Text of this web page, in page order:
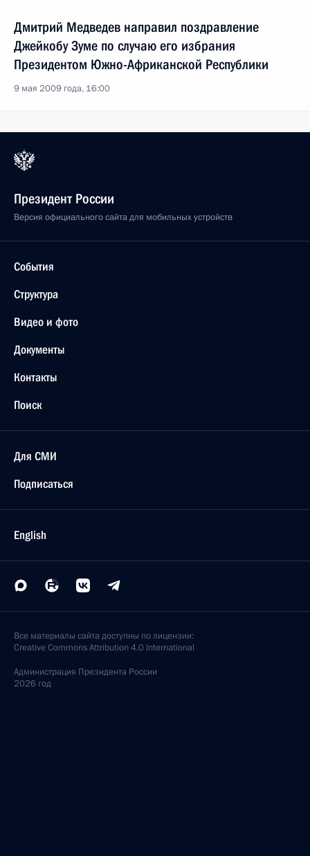
Дмитрий Медведев направил поздравление
Джейкобу Зуме по случаю его избрания
Президентом Южно-Африканской Республики
9 мая 2009 года, 16:00
Президент России
Версия официального сайта для мобильных устройств
События
Структура
Видео и фото
Документы
Контакты
Поиск
Для СМИ
Подписаться
English
Все материалы сайта доступны по лицензии:
Creative Commons Attribution 4.0 International
Администрация Президента России
2026 год